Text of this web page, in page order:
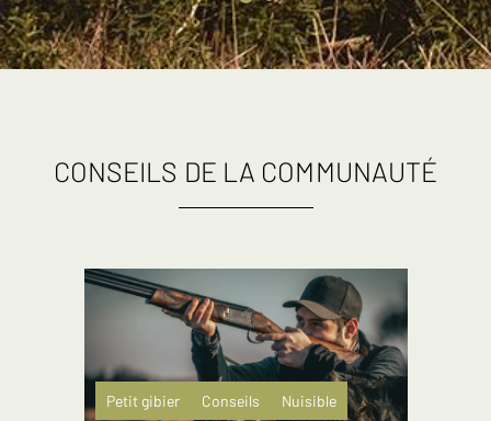
CONSEILS DE LA COMMUNAUTÉ
Petit gibier Conseils Nuisible